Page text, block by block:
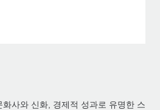
사와 신화, 경제적 성과로 유명한 스